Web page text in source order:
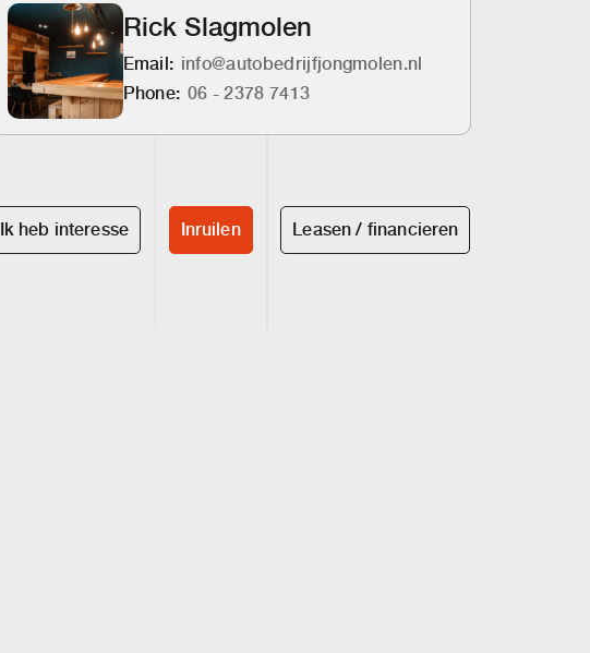
Rick Slagmolen
Email: info@autobedrijfjongmolen.nl
Phone: 06 - 2378 7413
Ik heb interesse Inruilen Leasen / financieren